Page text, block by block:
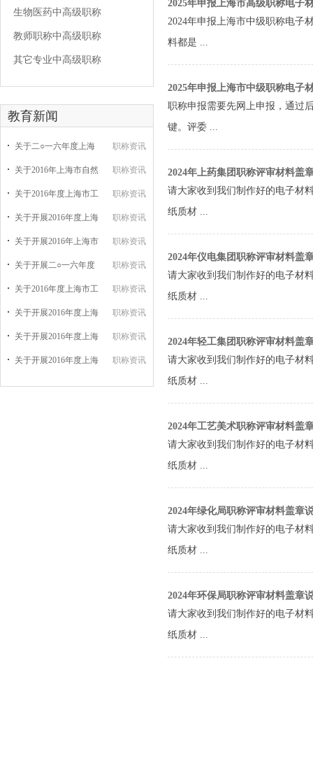
生物医药中高级职称
教师职称中高级职称
其它专业中高级职称
教育新闻
关于二○一六年度上海 职称资讯
关于2016年上海市自然 职称资讯
关于2016年度上海市工 职称资讯
关于开展2016年度上海 职称资讯
关于开展2016年上海市 职称资讯
关于开展二○一六年度 职称资讯
关于2016年度上海市工 职称资讯
关于开展2016年度上海 职称资讯
关于开展2016年度上海 职称资讯
关于开展2016年度上海 职称资讯
2025年申报上海市高级职称电子
2024年申报上海市中级职称电子
料都是 ...
2025年申报上海市中级职称电子
职称申报需要先网上申报，通过
键。评委 ...
2024年上药集团职称评审材料盖
请大家收到我们制作好的电子材
纸质材 ...
2024年仪电集团职称评审材料盖
请大家收到我们制作好的电子材
纸质材 ...
2024年轻工集团职称评审材料盖
请大家收到我们制作好的电子材
纸质材 ...
2024年工艺美术职称评审材料盖
请大家收到我们制作好的电子材
纸质材 ...
2024年绿化局职称评审材料盖章
请大家收到我们制作好的电子材
纸质材 ...
2024年环保局职称评审材料盖章
请大家收到我们制作好的电子材
纸质材 ...